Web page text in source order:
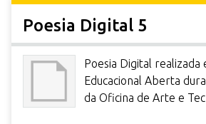
Poesia Digital 5
Poesia Digital realizada
Educacional Aberta
da Oficina de Arte e